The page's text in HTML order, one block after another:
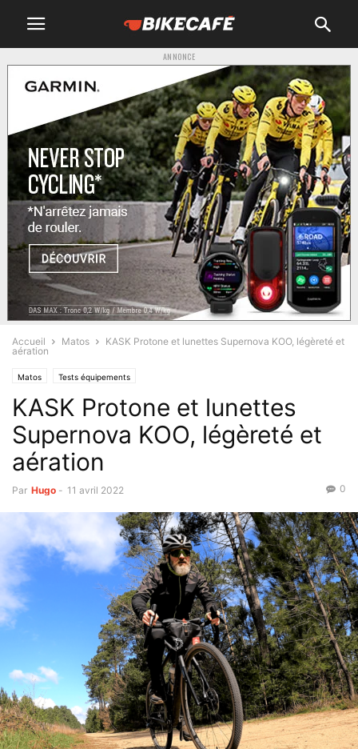
ANNONCE
Accueil Matos
KASK Protone et lunettes Supernova KOO, légèreté et
aération
Matos Tests équipements
KASK Protone et lunettes
Supernova KOO, légèreté et
aération
Par Hugo - 11 avril 2022 0